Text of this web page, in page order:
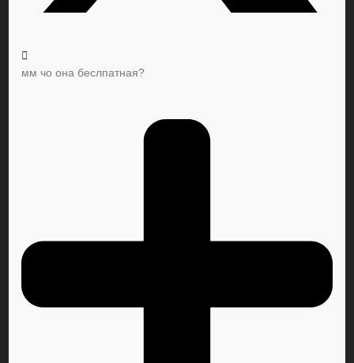
мм чо она беслпатная?